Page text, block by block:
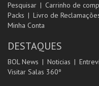
Pesquisar Carrinho de
Packs
Livro de
Minha Conta
DESTAQUES
BOL News Noticias
Visitar Salas 360º